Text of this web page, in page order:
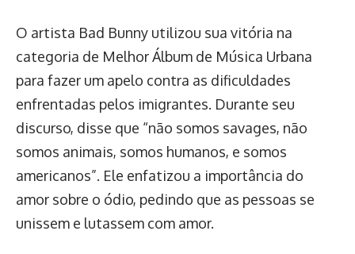
O artista Bad Bunny utilizou sua vitória na
categoria de Melhor Álbum de Música Urbana
para fazer um apelo contra as dificuldades
enfrentadas pelos imigrantes. Durante seu
discurso, disse que “não somos savages, não
somos animais, somos humanos, e somos
americanos”. Ele enfatizou a importância do
amor sobre o ódio, pedindo que as pessoas se
unissem e lutassem com amor.